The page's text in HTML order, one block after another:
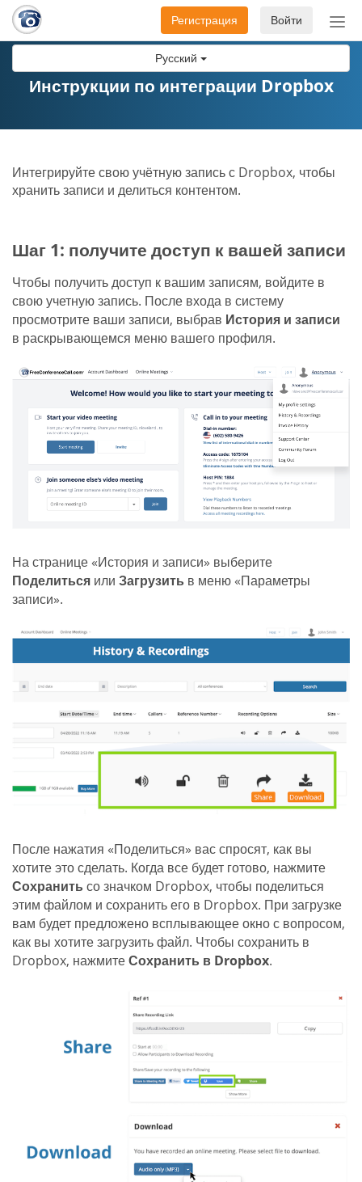
Русский
Войти
Регистрация
Инструкции по интеграции Dropbox
Интегрируйте свою учётную запись с Dropbox, чтобы
хранить записи и делиться контентом.
Шаг 1: получите доступ к вашей записи
Чтобы получить доступ к вашим записям, войдите в
свою учетную запись. После входа в систему
просмотрите ваши записи, выбрав История и записи
в раскрывающемся меню вашего профиля.
На странице «История и записи» выберите
Поделиться или Загрузить в меню «Параметры
записи».
После нажатия «Поделиться» вас спросят, как вы
хотите это сделать. Когда все будет готово, нажмите
Сохранить со значком Dropbox, чтобы поделиться
этим файлом и сохранить его в Dropbox. При загрузке
вам будет предложено всплывающее окно с вопросом,
как вы хотите загрузить файл. Чтобы сохранить в
Dropbox, нажмитеСохранить в Dropbox.